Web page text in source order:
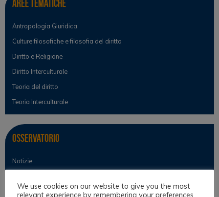
Aree tematiche
Antropologia Giuridica
Culture filosofiche e filosofia del diritto
Diritto e Religione
Diritto Interculturale
Teoria del diritto
Teoria Interculturale
Osservatorio
Notizie
We use cookies on our website to give you the most
relevant experience by remembering your preferences